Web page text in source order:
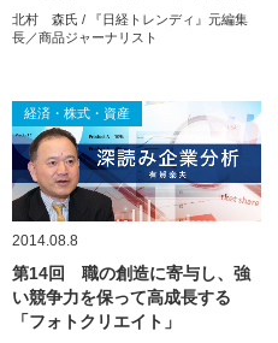
北村 森氏 / 『日経トレンディ』元編集
長／商品ジャーナリスト
経済・株式・資産
2014.08.8
第14回 職の創造に寄与し、強
い競争力を保って高成長する
「フォトクリエイト」